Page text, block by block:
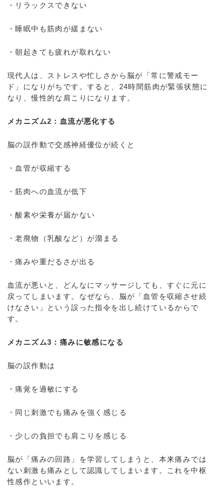
・リラックスできない
・睡眠中も筋肉が緩まない
・朝起きても疲れが取れない
現代人は、ストレスや忙しさから脳が「常に警戒モー
ド」になりがちです。すると、24時間筋肉が緊張状態に
なり、慢性的な肩こりになります。
メカニズム2：血流が悪化する
脳の誤作動で交感神経優位が続くと
・血管が収縮する
・筋肉への血流が低下
・酸素や栄養が届かない
・老廃物（乳酸など）が溜まる
・痛みや重だるさが出る
血流が悪いと、どんなにマッサージしても、すぐに元に
戻ってしまいます。なぜなら、脳が「血管を収縮させ続
けなさい」という誤った指令を出し続けているからで
す。
メカニズム3：痛みに敏感になる
脳の誤作動は
・痛覚を過敏にする
・同じ刺激でも痛みを強く感じる
・少しの負担でも肩こりを感じる
脳が「痛みの回路」を学習してしまうと、本来痛みでは
ない刺激も痛みとして認識してしまいます。これを中枢
性感作といいます。